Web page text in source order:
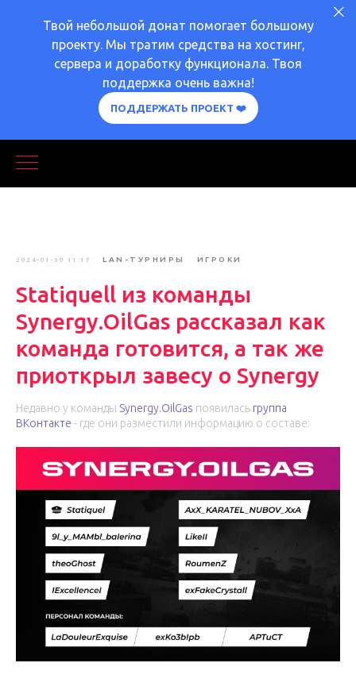
Твой небольшой донат помогает большому
проекту. Мы тратим средства на хостинг,
сервера и доработку функционала. Твоя
поддержка очень важна!
ПОДДЕРЖАТЬ ПРОЕКТ ❤️
2024-01-30 11:17 LAN-ТУРНИРЫ ИГРОКИ
Statiquell из команды
Synergy.OilGas рассказал как
команда готовится, а так же
приоткрыл завесу о Synergy
Недавно у команды Synergy.OilGas появилась группа
ВКонтакте - где они разместили информацию о составе: